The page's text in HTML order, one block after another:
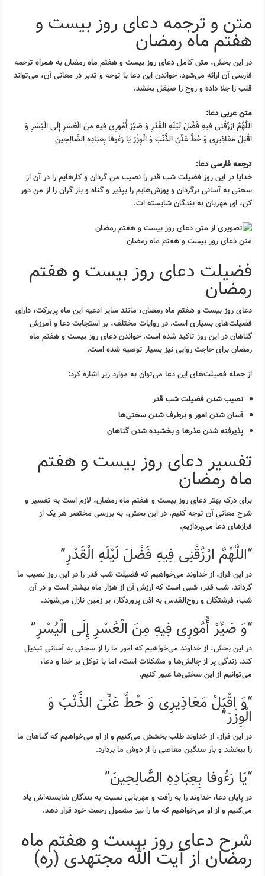
متن و ترجمه دعای روز بیست و
هفتم ماه رمضان
در این بخش، متن کامل دعای روز بیست و هفتم ماه رمضان به همراه ترجمه
فارسی آن ارائه می‌شود. خواندن این دعا با توجه و تدبر در معانی آن، می‌تواند
قلب را جلا داده و روح را صیقل بخشد.
متن عربی دعا:
اللَّهُمَّ ارْزُقْنِی فِیهِ فَضْلَ لَیْلَهِ الْقَدْرِ وَ صَیِّرْ أُمُورِی فِیهِ مِنَ الْعُسْرِ إِلَى الْیُسْرِ وَ
اقْبَلْ مَعَاذِیرِی وَ حُطَّ عَنِّیَ الذَّنْبَ وَ الْوِزْرَ یَا رَءُوفا بِعِبَادِهِ الصَّالِحِینَ
ترجمه فارسی دعا:
خدایا در این روز فضیلت شب قدر را نصیب من گردان و کارهایم را در آن از
سختی به آسانی برگردان و پوزش‌هایم را بپذیر و گناه و بار گران را از من دور
کن، ای مهربان به بندگان شایسته ات.
متن دعای روز بیست و هفتم ماه رمضان
فضیلت دعای روز بیست و هفتم
رمضان
دعای روز بیست و هفتم ماه رمضان، مانند سایر ادعیه این ماه پربرکت، دارای
فضیلت‌های بسیاری است. در روایات مختلف، بر استجابت دعا و آمرزش
گناهان در این روز تاکید شده است. خواندن دعای روز بیست و هفتم ماه
رمضان برای حاجت روایی نیز بسیار توصیه شده است.
از جمله فضیلت‌های این دعا می‌توان به موارد زیر اشاره کرد:
نصیب شدن فضیلت شب قدر
آسان شدن امور و برطرف شدن سختی‌ها
پذیرفته شدن عذرها و بخشیده شدن گناهان
تفسیر دعای روز بیست و هفتم
ماه رمضان
برای درک بهتر دعای روز بیست و هفتم ماه رمضان، لازم است به تفسیر و
شرح معانی آن توجه کنیم. در این بخش، به بررسی مختصر هر یک از
فرازهای دعا می‌پردازیم.
“اللَّهُمَّ ارْزُقْنِی فِیهِ فَضْلَ لَیْلَهِ الْقَدْرِ”
در این فراز، از خداوند می‌خواهیم که فضیلت شب قدر را در این روز نصیب ما
گرداند. شب قدر، شبی است که ارزش آن از هزار ماه بیشتر است و در آن
شب، فرشتگان و روح‌القدس به اذن پروردگار، بر زمین نازل می‌شوند.
“وَ صَیِّرْ أُمُورِی فِیهِ مِنَ الْعُسْرِ إِلَى الْیُسْرِ”
در این بخش، از خداوند می‌خواهیم که امور ما را از سختی به آسانی تبدیل
کند. زندگی پر از چالش‌ها و مشکلات است، اما با توکل بر خدا و دعا،
می‌توانیم از این سختی‌ها عبور کنیم.
“وَ اقْبَلْ مَعَاذِیرِی وَ حُطَّ عَنِّیَ الذَّنْبَ وَ
الْوِزْرَ”
در این فراز، از خداوند طلب بخشش می‌کنیم و از او می‌خواهیم که گناهان ما
را ببخشد و بار سنگین معاصی را از دوش ما بردارد.
“یَا رَءُوفا بِعِبَادِهِ الصَّالِحِینَ”
در پایان دعا، خداوند را به رأفت و مهربانی نسبت به بندگان شایسته‌اش یاد
می‌کنیم و از او می‌خواهیم که ما را نیز مشمول رحمت خود قرار دهد.
شرح دعای روز بیست و هفتم ماه
رمضان از آیت الله مجتهدی (ره)